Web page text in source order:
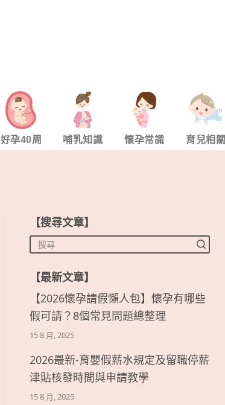
好孕40周 哺乳知識 懷孕常識 育兒相關
【搜尋文章】
【最新文章】
【2026懷孕請假懶人包】懷孕有哪些
假可請？8個常見問題總整理
15 8 月, 2025
2026最新-育嬰假薪水規定及留職停薪
津貼核發時間與申請教學
15 8 月, 2025